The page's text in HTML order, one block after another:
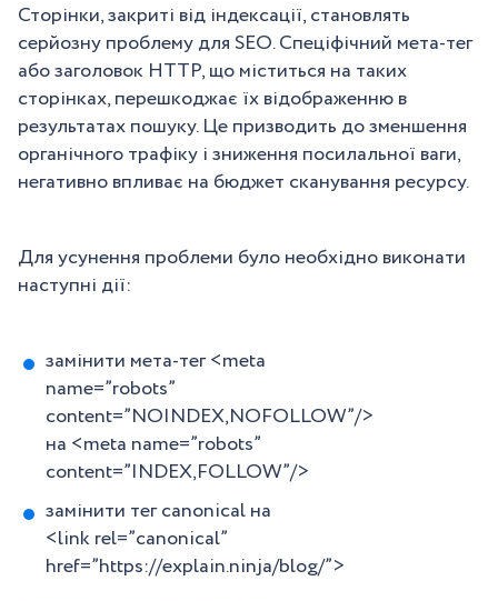
Сторінки, закриті від індексації, становлять
серйозну проблему для SEO. Спеціфічний мета-тег
або заголовок HTTP, що міститься на таких
сторінках, перешкоджає їх відображенню в
результатах пошуку. Це призводить до зменшення
органічного трафіку і зниження посилальної ваги,
негативно впливає на бюджет сканування ресурсу.
Для усунення проблеми було необхідно виконати
наступні дії:
замінити мета-тег <meta
name=”robots”
content=”NOINDEX,NOFOLLOW”/>
на <meta name=”robots”
content=”INDEX,FOLLOW”/>
замінити тег canonical на
<link rel=”canonical”
href=”https://explain.ninja/blog/”>